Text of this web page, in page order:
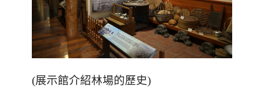
(展示館介紹林場的歷史)